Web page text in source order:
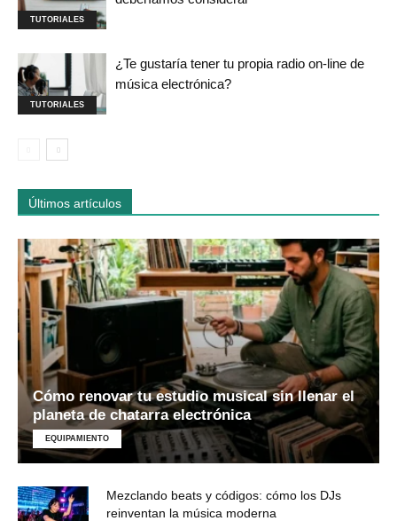
TUTORIALES
TUTORIALES
¿Te gustaría tener tu propia radio on-line de
música electrónica?
Últimos artículos
Cómo renovar tu estudio musical sin llenar el
planeta de chatarra electrónica
EQUIPAMIENTO
Mezclando beats y códigos: cómo los DJs
reinventan la música moderna